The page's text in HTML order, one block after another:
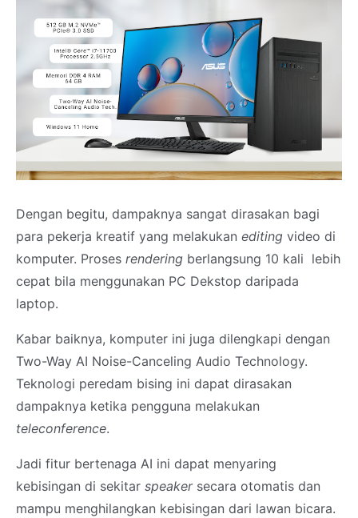
Dengan begitu, dampaknya sangat dirasakan bagi
para pekerja kreatif yang melakukan editing video di
komputer. Proses rendering berlangsung 10 kali lebih
cepat bila menggunakan PC Dekstop daripada
laptop.
Kabar baiknya, komputer ini juga dilengkapi dengan
Two-Way AI Noise-Canceling Audio Technology.
Teknologi peredam bising ini dapat dirasakan
dampaknya ketika pengguna melakukan
teleconference.
Jadi fitur bertenaga AI ini dapat menyaring
kebisingan di sekitar speakersecara otomatis dan
mampu menghilangkan kebisingan dari lawan bicara.